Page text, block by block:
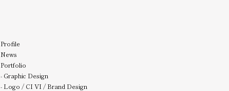
Profile
News
Portfolio
- Graphic Design
- Logo / CI VI / Brand Design